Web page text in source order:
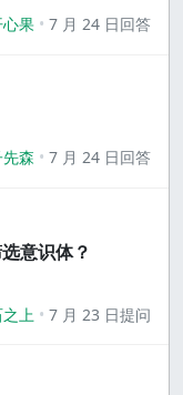
果 7 月 24 日回答
森 7 月 24 日回答
意识体？
上
7 月 23 日提问